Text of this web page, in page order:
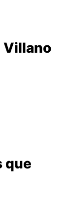
Villano
que